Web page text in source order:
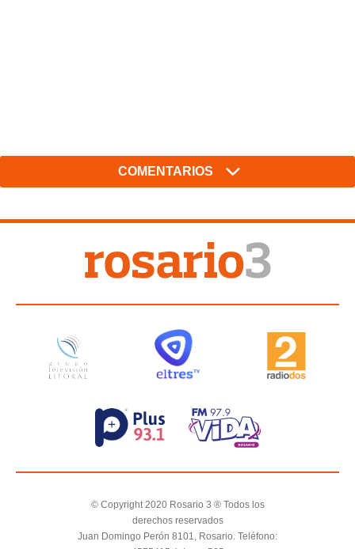
COMENTARIOS
© Copyright 2020 Rosario 3 ® Todos los
derechos reservados
Juan Domingo Perón 8101, Rosario. Teléfono: